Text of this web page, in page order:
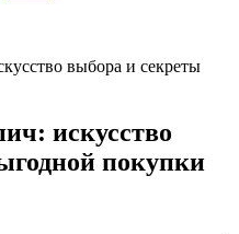
выбора и секреты
искусство
покупки